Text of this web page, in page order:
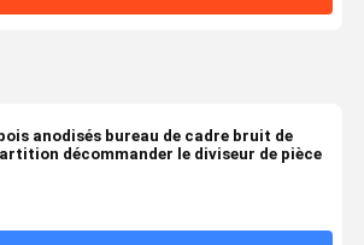
anodisés bureau de cadre bruit de
décommander le diviseur de pièce